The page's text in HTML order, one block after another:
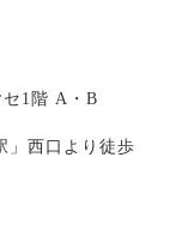
1階 A・B
」西口より徒歩